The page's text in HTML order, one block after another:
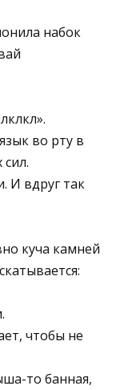
набок
во рту в
И вдруг так
куча камней
чтобы не
то банная,